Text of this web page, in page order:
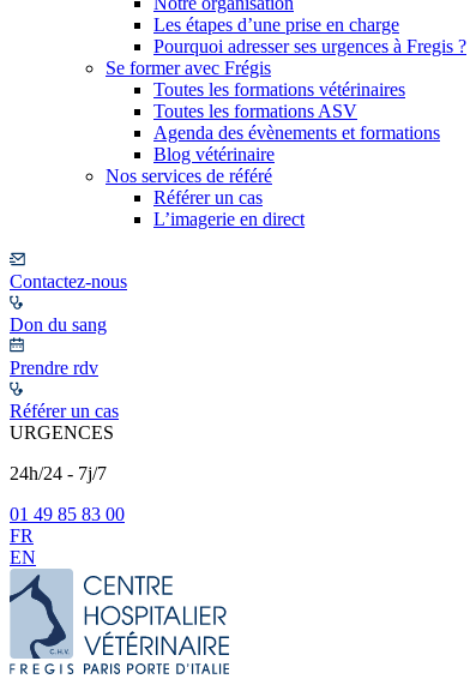
Les étapes d’une prise en charge
Pourquoi adresser ses urgences à Fregis ?
Se former avec Frégis
Toutes les formations vétérinaires
Toutes les formations ASV
Agenda des évènements et formations
Blog vétérinaire
Nos services de référé
Référer un cas
L’imagerie en direct
Contactez-nous
Don du sang
Prendre rdv
Référer un cas
URGENCES
24h/24 - 7j/7
01 49 85 83 00
FR
EN